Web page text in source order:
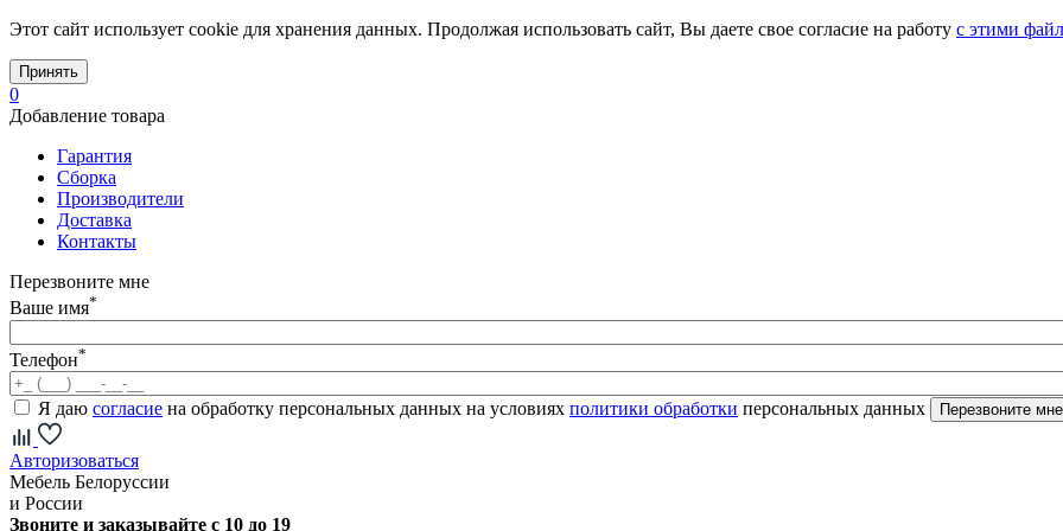
Этот сайт использует cookie для хранения данных. Продолжая использовать сайт, Вы даете свое согласие на работу с этими
Принять
0
Добавление товара
Гарантия
Сборка
Производители
Доставка
Контакты
Перезвоните мне
Ваше имя*
Телефон*
Я даю согласие на обработку персональных данных на условиях политики обработки персональных данных
Авторизоваться
Мебель Белоруссии
и России
Звоните и заказывайте с 10 до 19